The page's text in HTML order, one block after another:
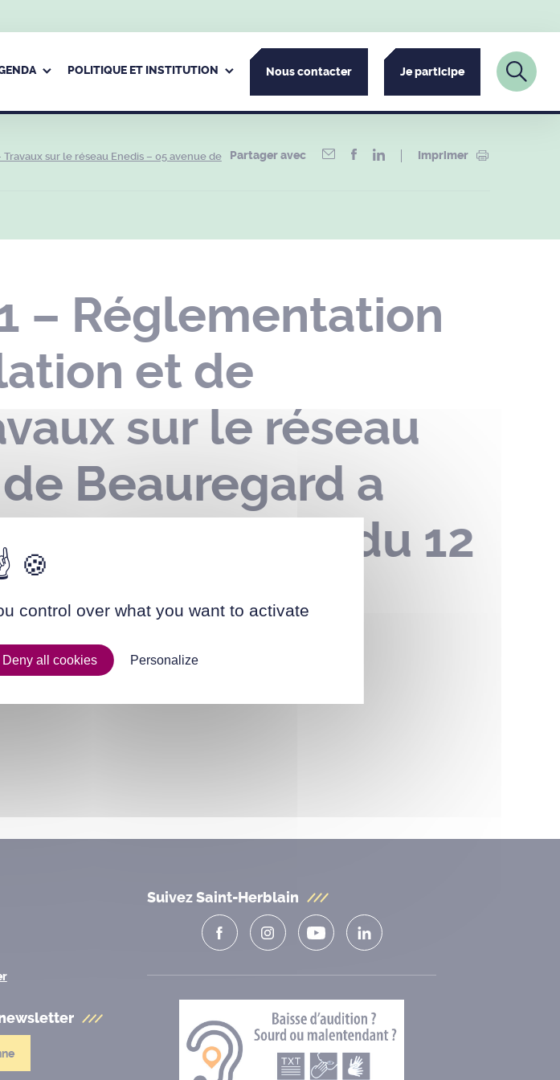
POLITIQUE ET INSTITUTION Nous contacter Je participe
sur le réseau Enedis – 05 avenue de
Partager avec Imprimer
– Réglementation
et de
sur le réseau
Beauregard a
Buzardières – du 12
janvier 2023
Suivez Saint-Herblain
control over what you want to activate
Deny all cookies Personalize